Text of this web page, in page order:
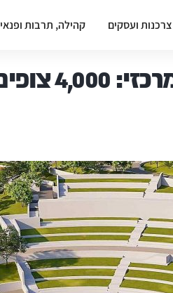
צרכנות ועסקים קהילה, תרבות ופנאי